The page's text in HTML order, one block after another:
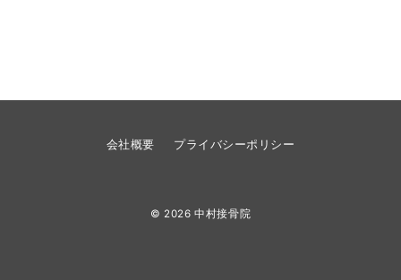
会社概要 プライバシーポリシー
© 2026中村接骨院